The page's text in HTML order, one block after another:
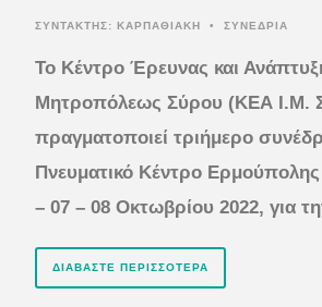
ΣΥΝΤΆΚΤΗΣ: ΚΑΡΠΑΘΙΑΚΗ • ΣΥΝΕΔΡΙΑ
Το Κέντρο Έρευνας και
Μητροπόλεως Σύρου (ΚΕΑ Ι.Μ.
πραγματοποιεί τριήμερο
Πνευματικό Κέντρο
– 07 – 08 Οκτωβρίου 2022, για
ΔΙΑΒΆΣΤΕ ΠΕΡΙΣΣΌΤΕΡΑ